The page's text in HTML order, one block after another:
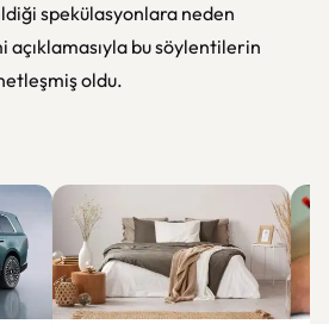
spekülasyonlara neden
açıklamasıyla bu söylentilerin
oldu.